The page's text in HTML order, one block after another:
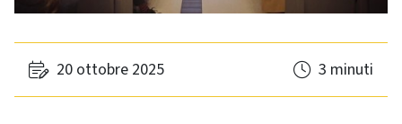
20 ottobre 2025 3 minuti